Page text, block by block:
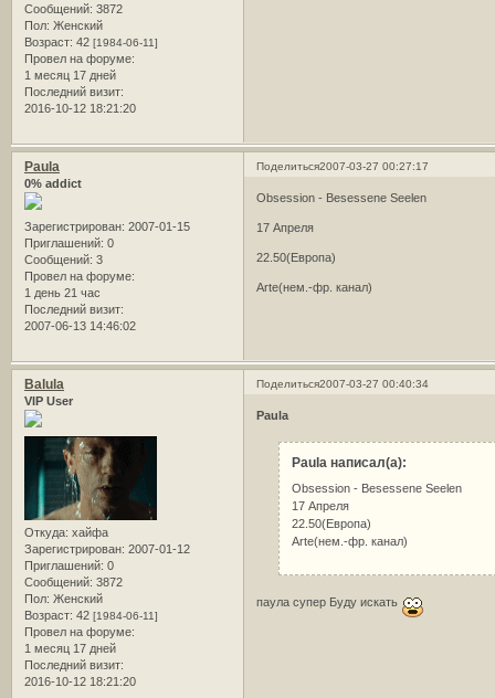
Сообщений: 3872
Пол: Женский
Возраст: 42 [1984-06-11]
Провел на форуме:
1 месяц 17 дней
Последний визит:
2016-10-12 18:21:20
Поделиться2007-03-27 00:27:17
Paula
0% addict
Зарегистрирован: 2007-01-15
Приглашений: 0
Сообщений: 3
Провел на форуме:
1 день 21 час
Последний визит:
2007-06-13 14:46:02
Obsession - Besessene Seelen
17 Апреля
22.50(Европа)
Arte(нем.-фр. канал)
Поделиться2007-03-27 00:40:34
Balula
VIP User
Откуда: хайфа
Зарегистрирован: 2007-01-12
Приглашений: 0
Сообщений: 3872
Пол: Женский
Возраст: 42 [1984-06-11]
Провел на форуме:
1 месяц 17 дней
Последний визит:
2016-10-12 18:21:20
Paula
Paula написал(а):
Obsession - Besessene Seelen
17 Апреля
22.50(Европа)
Arte(нем.-фр. канал)
паула супер Буду искать